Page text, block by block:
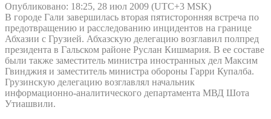
Опубликовано: 18:25, 28 июл 2009 (UTC+3 MSK)
В городе Гали завершилась вторая пятисторонняя встреча по
предотвращению и расследованию инцидентов на границе
Абхазии с Грузией. Абхазскую делегацию возглавил полпред
президента в Гальском районе Руслан Кишмария. В ее составе
были также заместитель министра иностранных дел Максим
Гвинджия и заместитель министра обороны Гарри Купалба.
Грузинскую делегацию возглавлял начальник
информационно-аналитического департамента МВД Шота
Утиашвили.